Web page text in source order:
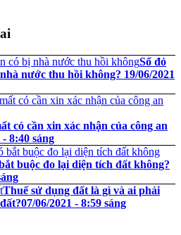
Sổ đỏ
nước thu hồi không? 19/06/2021
có cần xin xác nhận của công an
- 8:40 sáng
buộc đo lại diện tích đất không?
Thuế sử dụng đất là gì và ai phải
07/06/2021 - 8:59 sáng